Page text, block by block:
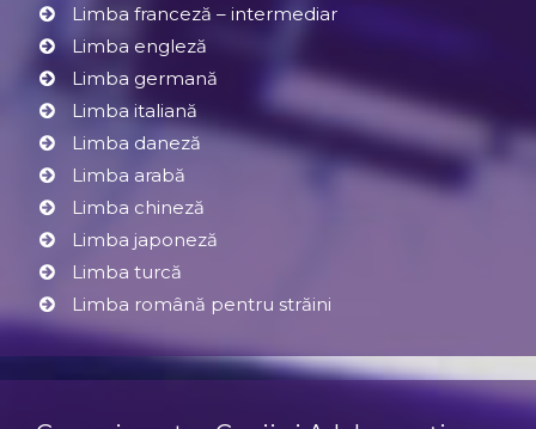
Limba franceză – intermediar
Limba engleză
Limba germană
Limba italiană
Limba daneză
Limba arabă
Limba chineză
Limba japoneză
Limba turcă
Limba română pentru străini